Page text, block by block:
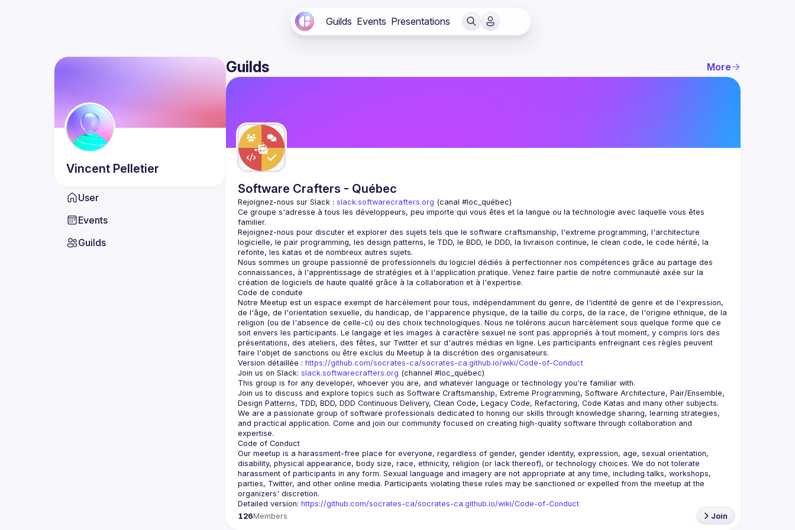
Guilds Events Presentations
Vincent Pelletier
User
Events
Guilds
Guilds More
Software Crafters - Québec
Rejoignez-nous sur Slack : slack.softwarecrafters.org (canal #loc_québec)
Ce groupe s'adresse à tous les développeurs, peu importe qui vous êtes et la langue ou la technologie avec laquelle vous êtes
Rejoignez-nous pour discuter et explorer des sujets tels que le software craftsmanship, l'extreme programming, l'architecture
logicielle, le pair programming, les design patterns, le TDD, le BDD, le DDD, la livraison continue, le clean code, le code hérité, la
Nous sommes un groupe passionné de professionnels du logiciel dédiés à perfectionner nos compétences grâce au partage des
connaissances, à l'apprentissage de stratégies et à l'application pratique. Venez faire partie de notre communauté axée sur la
Notre Meetup est un espace exempt de harcèlement pour tous, indépendamment du genre, de l'identité de genre et de l'expression,
de l'âge, de l'orientation sexuelle, du handicap, de l'apparence physique, de la taille du corps, de la race, de l'origine ethnique, de la
religion (ou de l'absence de celle-ci) ou des choix technologiques. Nous ne tolérons aucun harcèlement sous quelque forme que ce
soit envers les participants. Le langage et les images à caractère sexuel ne sont pas appropriés à tout moment, y compris lors des
présentations, des ateliers, des fêtes, sur Twitter et sur d'autres médias en ligne. Les participants enfreignant ces règles peuvent
Version détaillée : https://github.com/socrates-ca/socrates-ca.github.io/wiki/Code-of-Conduct
Join us on Slack: slack.softwarecrafters.org (channel #loc_québec)
Join us to discuss and explore topics such as Software Craftsmanship, Extreme Programming, Software Architecture, Pair/Ensemble,
We are a passionate group of software professionals dedicated to honing our skills through knowledge sharing, learning strategies,
and practical application. Come and join our community focused on creating high-quality software through collaboration and
Our meetup is a harassment-free place for everyone, regardless of gender, gender identity, expression, age, sexual orientation,
disability, physical appearance, body size, race, ethnicity, religion (or lack thereof), or technology choices. We do not tolerate
harassment of participants in any form. Sexual language and imagery are not appropriate at any time, including talks, workshops,
parties, Twitter, and other online media. Participants violating these rules may be sanctioned or expelled from the meetup at the
Detailed version: https://github.com/socrates-ca/socrates-ca.github.io/wiki/Code-of-Conduct
126Members Join